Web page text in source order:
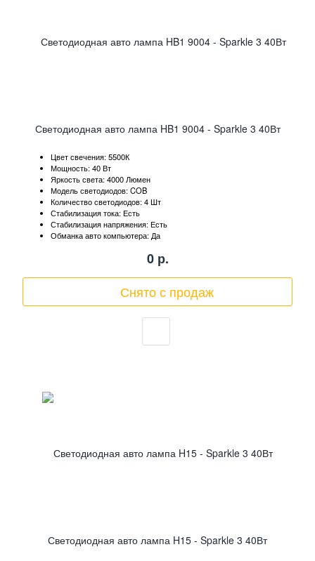
Светодиодная авто лампа HB1 9004 - Sparkle 3 40Вт
Цвет свечения: 5500К
Мощность: 40 Вт
Яркость света: 4000 Люмен
Модель светодиодов: COB
Количество светодиодов: 4 Шт
Стабилизация тока: Есть
Стабилизация напряжения: Есть
Обманка авто компьютера: Да
0р.
Снято с продаж
Светодиодная авто лампа H15 - Sparkle 3 40Вт